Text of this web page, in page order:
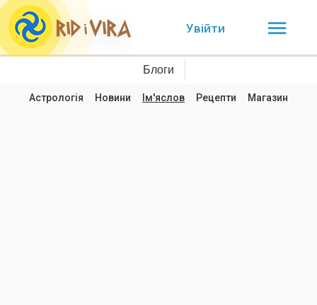
Увійти
Блоги
Астрологія Новини Ім'яслов Рецепти Магазин